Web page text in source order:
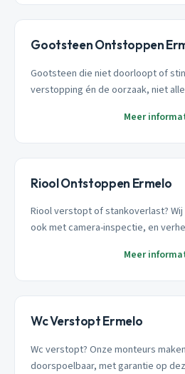
Gootsteen Ontstoppen
Gootsteen die niet doorloopt of
verstopping én de oorzaak, niet
Meer
Riool Ontstoppen Ermelo
Riool verstopt of stankoverlast?
ook met camera-inspectie, en
Meer
Wc Verstopt Ermelo
Wc verstopt? Onze monteurs
doorspoelbaar, met garantie op